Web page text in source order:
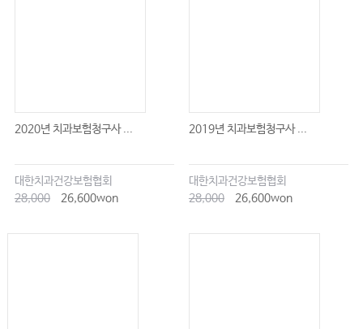
2020년 치과보험청구사 ...
대한치과건강보험협회
28,000
26,600won
2019년 치과보험청구사 ...
대한치과건강보험협회
28,000
26,600won